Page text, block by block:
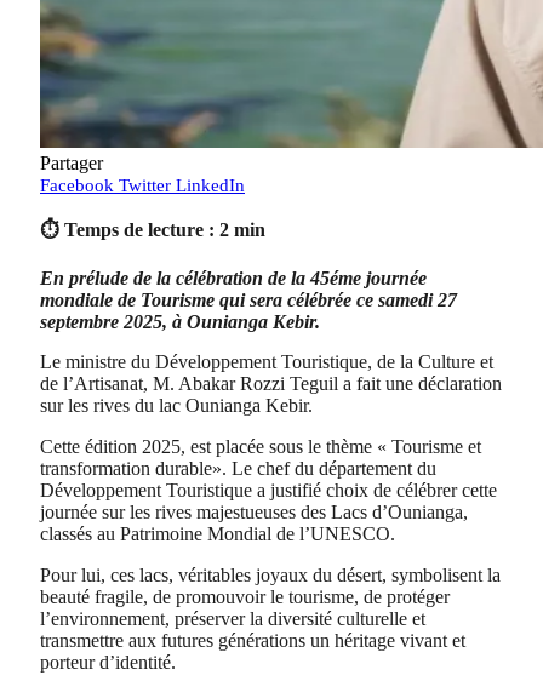
Partager
Facebook Twitter LinkedIn
⏱ Temps de lecture : 2 min
En prélude de la célébration de la 45éme journée
mondiale de Tourisme qui sera célébrée ce samedi 27
septembre 2025, à Ounianga Kebir.
Le ministre du Développement Touristique, de la Culture et
de l’Artisanat, M. Abakar Rozzi Teguil a fait une déclaration
sur les rives du lac Ounianga Kebir.
Cette édition 2025, est placée sous le thème « Tourisme et
transformation durable». Le chef du département du
Développement Touristique a justifié choix de célébrer cette
journée sur les rives majestueuses des Lacs d’Ounianga,
classés au Patrimoine Mondial de l’UNESCO.
Pour lui, ces lacs, véritables joyaux du désert, symbolisent la
beauté fragile, de promouvoir le tourisme, de protéger
l’environnement, préserver la diversité culturelle et
transmettre aux futures générations un héritage vivant et
porteur d’identité.